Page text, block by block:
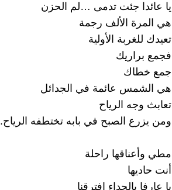
يا عائدا جئت تدمى …لم الحزن
هي المرة الألف رجمة
تعيدك للغربة الأولية
فجمع براريك
جمع خطاك
هي الشمس عائمة في الجدائل
تعابث وجه الرياح
ومن يزرع الصبح في بابه تختطفه الرياح.
مطي وأعناقها راحلة
أنت حاديها
يا عارفا بالحداء افترقنا